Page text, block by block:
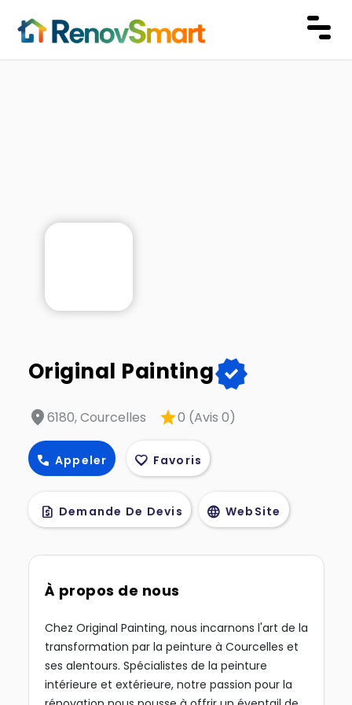
Original Paintingverified
location_on6180, Courcelles star0 (Avis 0)
call Appeler favorite Favoris
request_quote Demande De Devis language WebSite
À propos de nous
Chez Original Painting, nous incarnons l'art de la
transformation par la peinture à Courcelles et
ses alentours. Spécialistes de la peinture
intérieure et extérieure, notre passion pour la